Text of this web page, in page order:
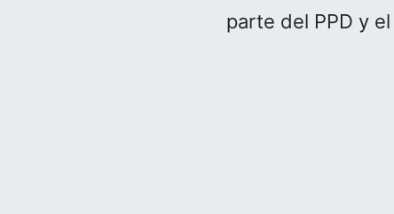
parte del PPD y el